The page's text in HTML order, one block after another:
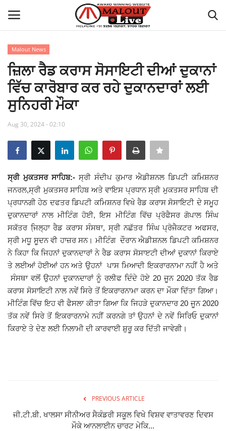
Login
Home
About Us
How to Reach Malout
Malout News
History of Malout
Giddarbaha
Railway Time Table
Lambi
Sri Muktsar Sahib News
Malout News
ਜ਼ਿਲਾ ਰੈਡ ਕਰਾਸ ਸੋਸਾਇਟੀ ਦੀਆਂ ਦੁਕਾਨਾਂ
ਵਿੱਚ ਕਾਰੋਬਾਰ ਕਰ ਰਹੇ ਦੁਕਾਨਦਾਰਾਂ ਲਈ
ਸੁਨਿਹਰੀ ਮੌਕਾ
Aug 30, 2024 - 02:10
ਸ੍ਰੀ ਮੁਕਤਸਰ ਸਾਹਿਬ:- ਸ੍ਰੀ ਸੰਦੀਪ ਕੁਮਾਰ ਐਡੀਸ਼ਨਲ ਡਿਪਟੀ ਕਮਿਸ਼ਨਰ
ਜਨਰਲ,ਸ੍ਰੀ ਮੁਕਤਸਰ ਸਾਹਿਬ ਅਤੇ ਵਾਇਸ ਪ੍ਰਧਾਨ ਸ੍ਰੀ ਮੁਕਤਸਰ ਸਾਹਿਬ ਦੀ
ਪ੍ਰਧਾਨਗੀ ਹੇਠ ਦਫਤਰ ਡਿਪਟੀ ਕਮਿਸ਼ਨਰ ਵਿਖੇ ਰੈਡ ਕਰਾਸ ਸੋਸਾਇਟੀ ਦੇ ਸਮੂਹ
ਦੁਕਾਨਦਾਰਾਂ ਨਾਲ ਮੀਟਿੰਗ ਹੋਈ, ਇਸ ਮੀਟਿੰਗ ਵਿੱਚ ਪ੍ਰੋਫੈਸਰ ਗੋਪਾਲ ਸਿੰਘ
ਸਕੱਤਰ ਜਿ਼ਲ੍ਹਾ ਰੈਡ ਕਰਾਸ ਸੰਸਥਾ, ਸ੍ਰੀ ਨਛੱਤਰ ਸਿੰਘ ਪ੍ਰੋਜੈਕਟਰ ਅਫਸਰ,
ਸ੍ਰੀ ਮਧੂ ਸੂਦਨ ਵੀ ਹਾਜ਼ਰ ਸਨ। ਮੀਟਿੰਗ ਦੌਰਾਨ ਐਡੀਸ਼ਨਲ ਡਿਪਟੀ ਕਮਿਸ਼ਨਰ
ਨੇ ਕਿਹਾ ਕਿ ਜਿਹਨਾਂ ਦੁਕਾਨਦਾਰਾਂ ਨੇ ਰੈਡ ਕਰਾਸ ਸੋਸਾੲਟੀ ਦੀਆਂ ਦੁਕਾਨਾਂ ਕਿਰਾਏ
ਤੇ ਲਈਆਂ ਹੋਈਆਂ ਹਨ ਅਤੇ ਉਹਨਾਂ ਪਾਸ ਮਿਆਦੀ ਇਕਰਾਰਨਾਮਾ ਨਹੀਂ ਹੈ ਅਤੇ
ਸੰਸਥਾ ਵਲੋਂ ਉਹਨਾਂ ਦੁਕਾਨਦਾਰਾਂ ਨੂੰ ਰਲੀਫ ਦਿੰਦੇ ਹੋਏ 20 ਜੂਨ 2020 ਤੱਕ ਰੈਡ
ਕਰਾਸ ਸੋਸਾਇਟੀ ਨਾਲ ਨਵੇਂ ਸਿਰੇ ਤੋਂ ਇਕਰਾਰਨਾਮਾ ਕਰਨ ਦਾ ਮੌਕਾ ਦਿੱਤਾ ਗਿਆ।
ਮੀਟਿੰਗ ਵਿੱਚ ਇਹ ਵੀ ਫੈਸਲਾ ਕੀਤਾ ਗਿਆ ਕਿ ਜਿਹੜੇ ਦੁਕਾਨਦਾਰ 20 ਜੂਨ 2020
ਤੱਕ ਨਵੇਂ ਸਿਰੇ ਤੋਂ ਇਕਰਾਰਨਾਮੇ ਨਹੀਂ ਕਰਨਗੇ ਤਾਂ ਉਹਨਾਂ ਦੇ ਨਵੇਂ ਸਿਰਿਓ ਦੁਕਾਨਾਂ
ਕਿਰਾਏ ਤੇ ਦੇਣ ਲਈ ਨਿਲਾਮੀ ਦੀ ਕਾਰਵਾਈ ਸ਼ੁਰੂ ਕਰ ਦਿੱਤੀ ਜਾਵੇਗੀ।
PREVIOUS ARTICLE
ਜੀ.ਟੀ.ਬੀ. ਖਾਲਸਾ ਸੀਨੀਅਰ ਸੈਕੰਡਰੀ ਸਕੂਲ ਵਿਖੇ ਵਿਸ਼ਵ ਵਾਤਾਵਰਣ ਦਿਵਸ
ਮੌਕੇ ਆਨਲਾਈਨ ਚਾਰਟ ਮੇਕਿ...